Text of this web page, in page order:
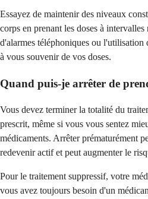
Essayez de maintenir des niveaux
corps en prenant les doses à
d'alarmes téléphoniques ou
à vous souvenir de vos doses.
Quand puis-je arrêter de
Vous devez terminer la totalité du
prescrit, même si vous vous sentez
médicaments. Arrêter prématurément
redevenir actif et peut augmenter le
Pour le traitement suppressif, votre
vous avez toujours besoin d'un